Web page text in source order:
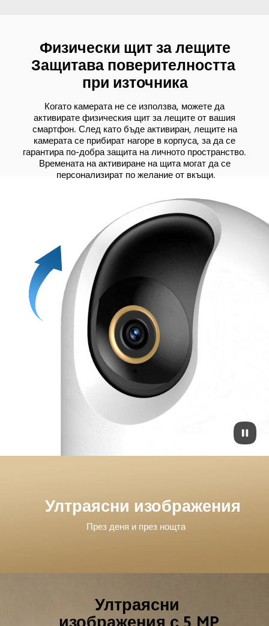
Физически щит за лещите
Защитава поверителността
при източника
Когато камерата не се използва, можете да
активирате физическия щит за лещите от вашия
смартфон. След като бъде активиран, лещите на
камерата се прибират нагоре в корпуса, за да се
гарантира по-добра защита на личното пространство.
Времената на активиране на щита могат да се
персонализират по желание от вкъщи.
Ултраясни изображения
През деня и през нощта
Ултраясни
изображения с 5 MP